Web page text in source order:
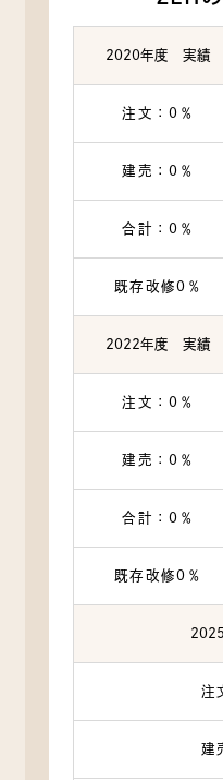
2020年度 実績
注文：0％
建売：0％
合計：0％
既存改修0％
2022年度 実績
注文：0％
建売：0％
合計：0％
既存改修0％
注
建